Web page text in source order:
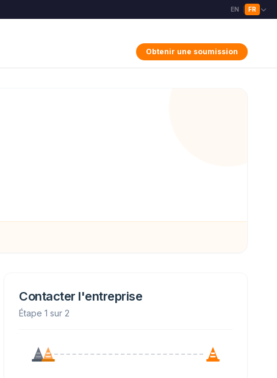
EN FR
Obtenir une soumission
Contacter l'entreprise
Étape 1 sur 2